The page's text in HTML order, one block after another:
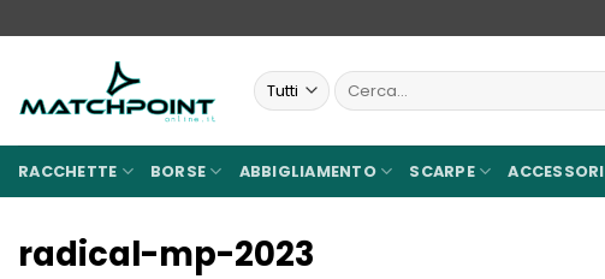
ai
Cerca:
RACCHETTE BORSE ABBIGLIAMENTO SCARPE ACCESSORI
radical-mp-2023